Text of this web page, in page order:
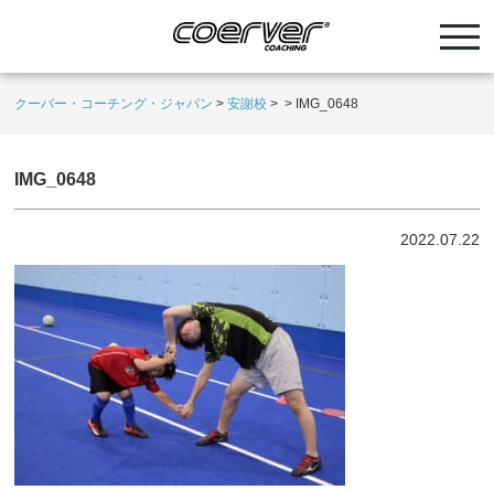
クーバー・コーチング・ジャパン >安謝校 > > IMG_0648
IMG_0648
2022.07.22